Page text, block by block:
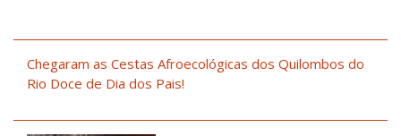
Chegaram as Cestas Afroecológicas dos Quilombos do
Rio Doce de Dia dos Pais!